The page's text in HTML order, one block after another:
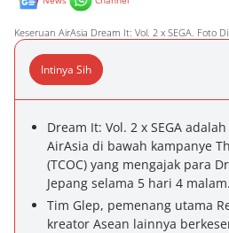
Keseruan AirAsia Dream It: Vol. 2 x SEGA. Foto
Intinya Sih
Dream It: Vol. 2 x SEGA
AirAsia di bawah kampanye
(TCOC) yang mengajak para
Jepang selama 5 hari 4 malam.
Tim Glep, pemenang utama
kreator Asean lainnya